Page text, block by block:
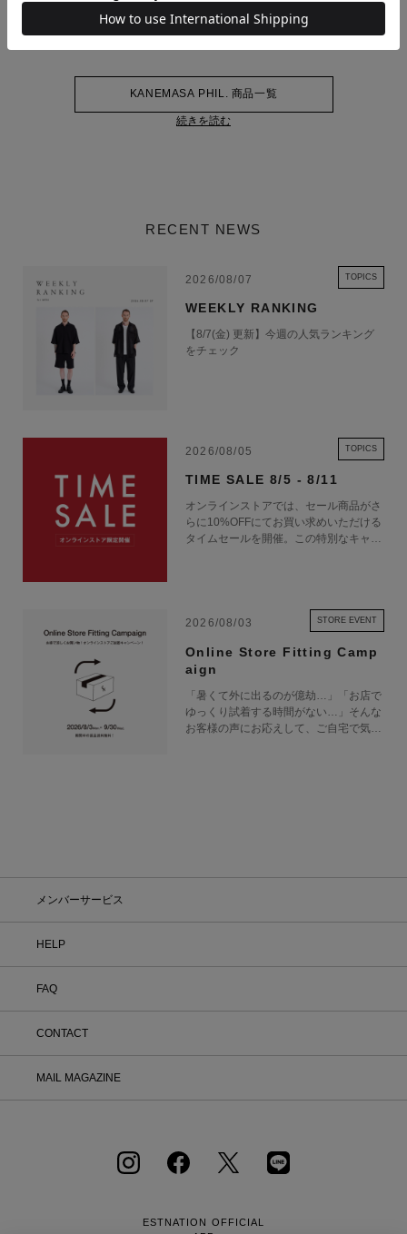
KANEMASA PHIL. 商品一覧
続きを読む
RECENT NEWS
2026/08/07 TOPICS
WEEKLY RANKING
【8/7(金) 更新】今週の人気ランキング
をチェック
2026/08/05 TOPICS
TIME SALE 8/5 - 8/11
オンラインストアでは、セール商品がさ
らに10%OFFにてお買い求めいただける
タイムセールを開催。この特別なキャン
2026/08/03 STORE EVENT
Online Store Fitting Camp
aign
「暑くて外に出るのが億劫…」「お店で
ゆっくり試着する時間がない…」そんな
お客様の声にお応えして、ご自宅で気軽
いお気に入りを見つけてみませんか？
アウトレット商品は対象外です。 ※商
願いいたします。 ② お問い合わせ内容
容をご確認のうえ、指定の住所まで「着
ご注意ください。 1.到着から8日以上
経過した商品 2.使用済み、あるいはお
を切り離したり、紛失された商品 4.お
メンバーサービス
HELP
FAQ
CONTACT
MAIL MAGAZINE
ESTNATION OFFICIAL